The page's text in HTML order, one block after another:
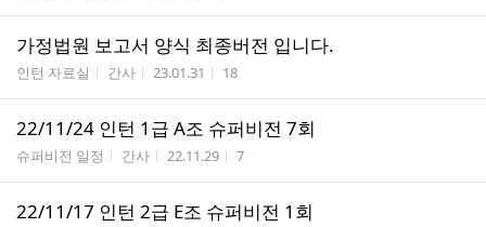
가정법원 보고서 양식 최종버전 입니다.
게시판명
인턴 자료실 작성자
간사 작성시간
23.01.31 조회수
18
22/11/24 인턴 1급 A조 슈퍼비전 7회
게시판명
슈퍼비전 일정 작성자
간사 작성시간
22.11.29 조회수
7
22/11/17 인턴 2급 E조 슈퍼비전 1회